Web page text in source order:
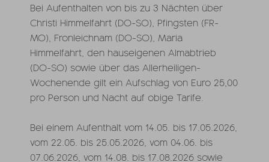
Bei Aufenthalten von bis zu 3 Nächten über
Christi Himmelfahrt (DO-SO), Pfingsten (FR-
MO), Fronleichnam (DO-SO), Maria
Himmelfahrt, den hauseigenen Almabtrieb
(DO-SO) sowie über das Allerheiligen-
Wochenende gilt ein Aufschlag von Euro 25,00
pro Person und Nacht auf obige Tarife.
Bei einem Aufenthalt vom 14.05. bis 17.05.2026,
vom 22.05. bis 25.05.2026, vom 04.06. bis
07.06.2026, vom 14.08. bis 17.08.2026 sowie